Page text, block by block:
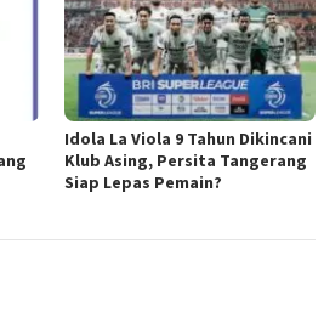
Idola La Viola 9 Tahun Dikincani
Klub Asing, Persita Tangerang
Siap Lepas Pemain?